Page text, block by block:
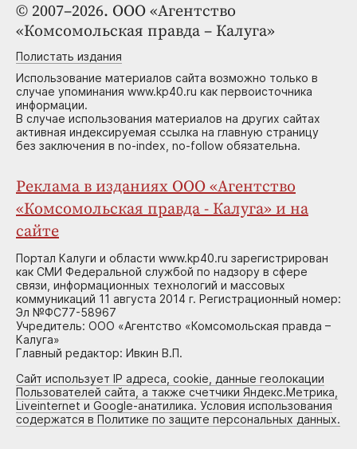
© 2007–2026. ООО «Агентство
«Комсомольская правда – Калуга»
Полистать издания
Использование материалов сайта возможно только в
случае упоминания www.kp40.ru как первоисточника
информации.
В случае использования материалов на других сайтах
активная индексируемая ссылка на главную страницу
без заключения в no-index, no-follow обязательна.
Реклама в изданиях ООО «Агентство
«Комсомольская правда - Калуга» и на
сайте
Портал Калуги и области www.kp40.ru зарегистрирован
как СМИ Федеральной службой по надзору в сфере
связи, информационных технологий и массовых
коммуникаций 11 августа 2014 г. Регистрационный номер:
Эл №ФС77-58967
Учредитель: ООО «Агентство «Комсомольская правда –
Калуга»
Главный редактор: Ивкин В.П.
Сайт использует IP адреса, cookie, данные геолокации
Пользователей сайта, а также счетчики Яндекс.Метрика,
Liveinternet и Google-анатилика. Условия использования
содержатся в Политике по защите персональных данных.